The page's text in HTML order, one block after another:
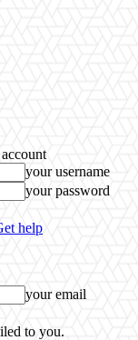
your username
your password
help
your email
to you.